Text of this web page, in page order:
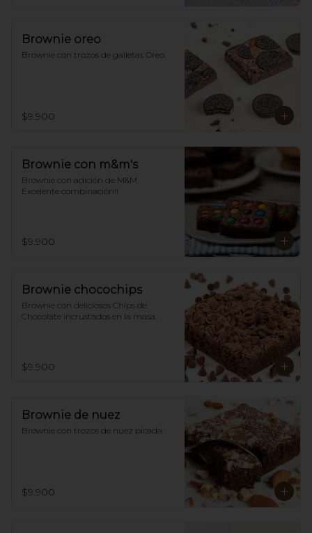
Brownie oreo
Brownie con trozos de galletas Oreo.
$9.900
Brownie con m&m's
Brownie con adición de M&M.
Excelente combinación!!
$9.900
Brownie chocochips
Brownie con deliciosos Chips de
Chocolate incrustados en la masa.
$9.900
Brownie de nuez
Brownie con trozos de nuez picada.
$9.900